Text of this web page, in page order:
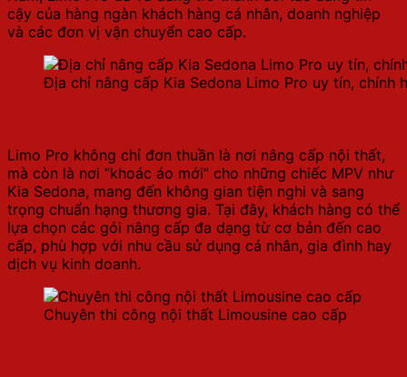
cậy của hàng ngàn khách hàng cá nhân, doanh nghiệp
và các đơn vị vận chuyển cao cấp.
Địa chỉ nâng cấp Kia Sedona Limo Pro uy tín, chính
Limo Pro không chỉ đơn thuần là nơi nâng cấp nội thất,
mà còn là nơi “khoác áo mới” cho những chiếc MPV như
Kia Sedona, mang đến không gian tiện nghi và sang
trọng chuẩn hạng thương gia. Tại đây, khách hàng có thể
lựa chọn các gói nâng cấp đa dạng từ cơ bản đến cao
cấp, phù hợp với nhu cầu sử dụng cá nhân, gia đình hay
dịch vụ kinh doanh.
Chuyên thi công nội thất Limousine cao cấp